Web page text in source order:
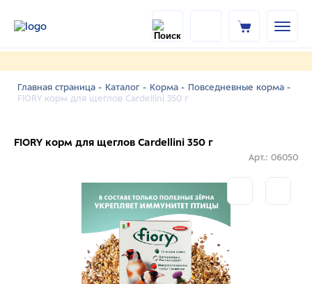
Главная страница - Каталог - Корма - Повседневные корма -
FIORY корм для щеглов Cardellini 350 г
FIORY корм для щеглов Cardellini 350 г
Арт.: 06050